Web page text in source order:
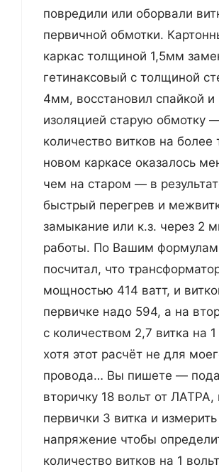
повредили или оборвали
первичной обмотки.
каркас толщиной 1,5мм
гетинаксовый с толщиной
4мм, восстановил спайкой и
изоляцией старую обмотку
количество витков на более
новом каркасе оказалось
чем на старом — в
быстрый перегрев и
замыкание или к.з. через 2
работы. По Вашим формулам
посчитал, что
мощностью 414 ватт, и
первичке надо 594, а на
с количеством 2,7 витка на 1
хотя этот расчёт не для
провода… Вы пишете —
вторичку 18 вольт от ЛАТРА,
первички 3 витка и измерить
напряжение чтобы
количество витков на 1